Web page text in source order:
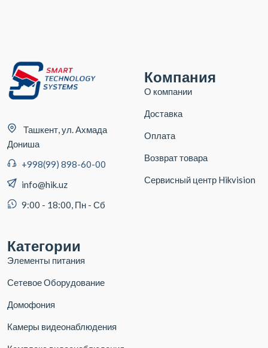
Ташкент, ул. Ахмада
Дониша
+998(99) 898-60-00
info@hik.uz
9:00 - 18:00, Пн - Сб
Компания
О компании
Доставка
Оплата
Возврат товара
Сервисный центр Hikvision
Категории
Элементы питания
Сетевое Оборудование
Домофония
Камеры видеонаблюдения